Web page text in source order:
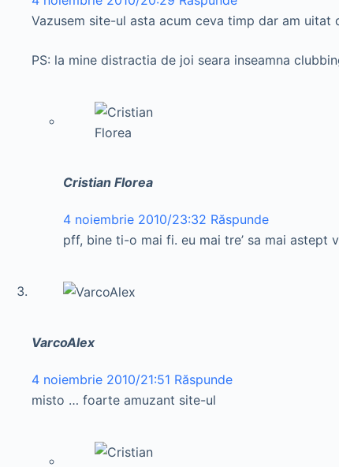
Vazusem site-ul asta acum ceva timp dar am
PS: la mine distractia de joi seara inseamna
Cristian Florea
4 noiembrie 2010/23:32 Răspunde
pff, bine ti-o mai fi. eu mai tre’ sa mai astept
VarcoAlex
4 noiembrie 2010/21:51 Răspunde
misto … foarte amuzant site-ul